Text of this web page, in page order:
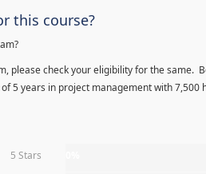
this course?
please check your eligibility for the same.
5 years in project management with
5 Stars